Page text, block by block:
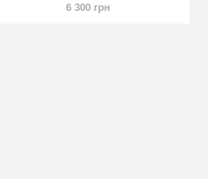
6 300 грн